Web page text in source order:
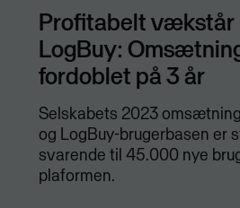
Profitabelt vækstår
LogBuy:
fordoblet på 3 år
Selskabets 2023
og LogBuy-brugerbasen er
svarende til 45.000 nye
plaformen.